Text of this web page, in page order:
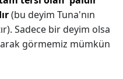
(bu deyim Tuna'nın
Sadece bir deyim olsa
görmemiz mümkün